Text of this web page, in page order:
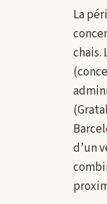
La
chais.
d’un